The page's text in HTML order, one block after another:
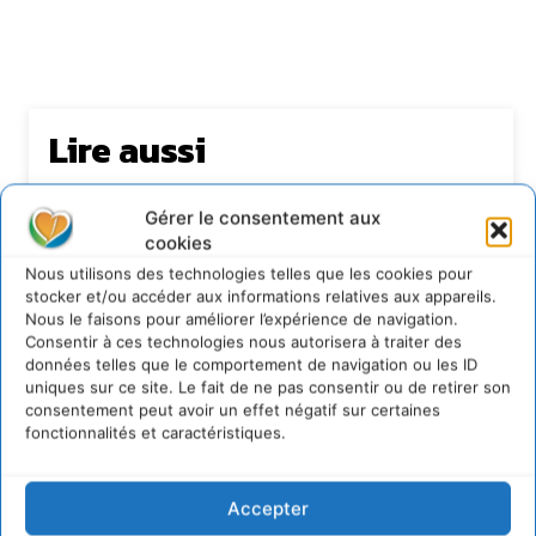
Gérer le consentement aux
cookies
Nous utilisons des technologies telles que les cookies pour
stocker et/ou accéder aux informations relatives aux appareils.
Nous le faisons pour améliorer l’expérience de navigation.
Consentir à ces technologies nous autorisera à traiter des
données telles que le comportement de navigation ou les ID
uniques sur ce site. Le fait de ne pas consentir ou de retirer son
consentement peut avoir un effet négatif sur certaines
fonctionnalités et caractéristiques.
Accepter
Lire aussi
Transformer les territoires par le dialogue et la
coopération avec un Commun
d’Accompagnement des Transitions
7 août 2026
Soutenir un pastoralisme durable en faveur de
socio-écosystèmes résilients
6 août 2026
S’inspirer de l’arbre pour un modèle
économique régénératif du vivant …
5 août 2026